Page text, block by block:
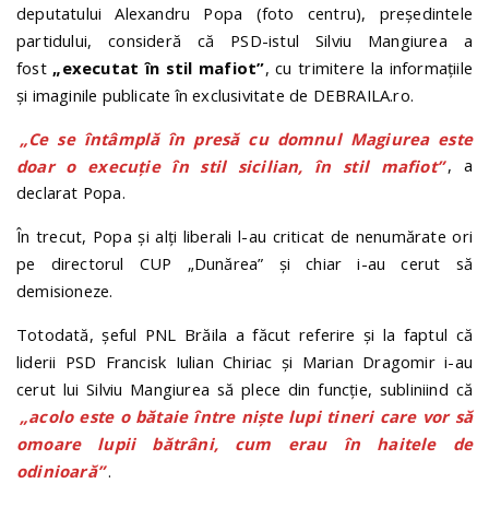
deputatului Alexandru Popa (foto centru), președintele
partidului, consideră că PSD-istul Silviu Mangiurea a
fost „executat în stil mafiot”, cu trimitere la informațiile
și imaginile publicate în exclusivitate de DEBRAILA.ro.
„Ce se întâmplă în presă cu domnul Magiurea este
doar o execuție în stil sicilian, în stil mafiot”, a
declarat Popa.
În trecut, Popa și alți liberali l-au criticat de nenumărate ori
pe directorul CUP „Dunărea” și chiar i-au cerut să
demisioneze.
Totodată, șeful PNL Brăila a făcut referire și la faptul că
liderii PSD Francisk Iulian Chiriac și Marian Dragomir i-au
cerut lui Silviu Mangiurea să plece din funcție, subliniind că
„acolo este o bătaie între niște lupi tineri care vor să
omoare lupii bătrâni, cum erau în haitele de
odinioară”.